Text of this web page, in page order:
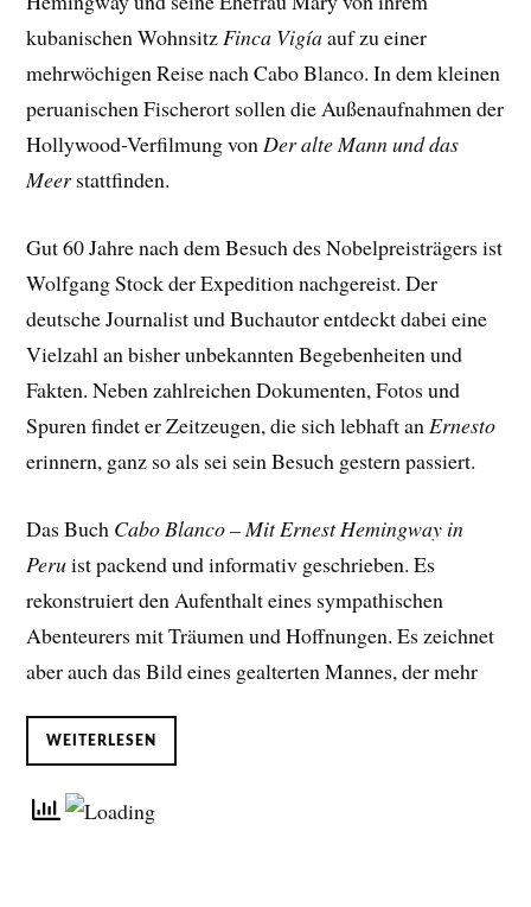
kubanischen WohnsitzFinca Vigíaauf zu einer
mehrwöchigen Reise nach Cabo Blanco. In dem kleinen
peruanischen Fischerort sollen die Außenaufnahmen der
Hollywood-Verfilmung vonDer alte Mann und das
Meerstattfinden.
Gut 60 Jahre nach dem Besuch des Nobelpreisträgers ist
Wolfgang Stock der Expedition nachgereist. Der
deutsche Journalist und Buchautor entdeckt dabei eine
Vielzahl an bisher unbekannten Begebenheiten und
Fakten. Neben zahlreichen Dokumenten, Fotos und
Spuren findet er Zeitzeugen, die sich lebhaft anErnesto
erinnern, ganz so als sei sein Besuch gestern passiert.
Das Buch Cabo Blanco – Mit Ernest Hemingway in
Peruist packend und informativ geschrieben. Es
rekonstruiert den Aufenthalt eines sympathischen
Abenteurers mit Träumen und Hoffnungen. Es zeichnet
aber auch das Bild eines gealterten Mannes, der mehr
WEITERLESEN